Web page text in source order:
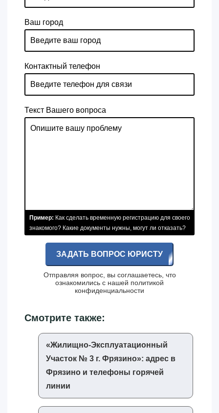
Ваш город
Контактный телефон
Текст Вашего вопроса
Пример: Как сделать временную регистрацию для своего
знакомого? Какие документы нужны, могут ли отказать?
ЗАДАТЬ ВОПРОС ЮРИСТУ
Отправляя вопрос, вы соглашаетесь, что
ознакомились с нашей политикой
конфиденциальности
Смотрите также:
«‎Жилищно-Эксплуатационный
Участок № 3 г. Фрязино»‎: адрес в
Фрязино и телефоны горячей
линии